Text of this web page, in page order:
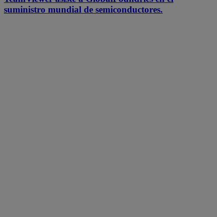
suministro mundial de semiconductores.